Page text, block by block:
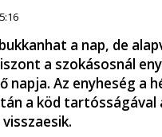
a nap, de
a szokásosnál
napja. Az enyheség a
a köd tartósságával